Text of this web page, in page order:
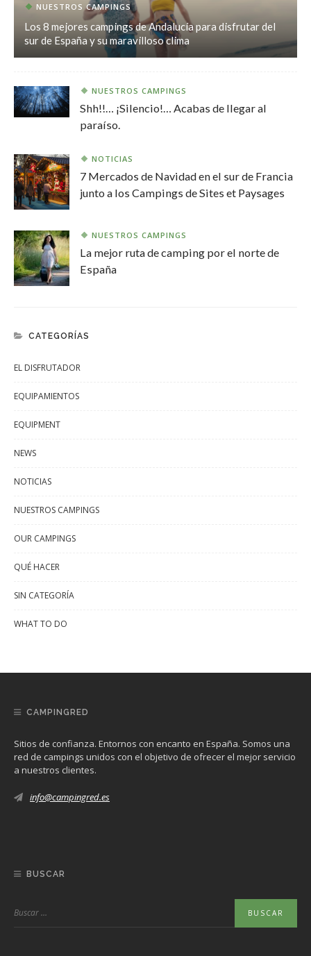
NUESTROS CAMPINGS
Los 8 mejores campings de Andalucía para disfrutar del
sur de España y su maravilloso clima
NUESTROS CAMPINGS
Shh!!… ¡Silencio!… Acabas de llegar al
paraíso.
NOTICIAS
7 Mercados de Navidad en el sur de Francia
junto a los Campings de Sites et Paysages
NUESTROS CAMPINGS
La mejor ruta de camping por el norte de
España
CATEGORÍAS
EL DISFRUTADOR
EQUIPAMIENTOS
EQUIPMENT
NEWS
NOTICIAS
NUESTROS CAMPINGS
OUR CAMPINGS
QUÉ HACER
SIN CATEGORÍA
WHAT TO DO
CAMPINGRED
Sitios de confianza. Entornos con encanto en España. Somos una
red de campings unidos con el objetivo de ofrecer el mejor servicio
a nuestros clientes.
info@campingred.es
BUSCAR